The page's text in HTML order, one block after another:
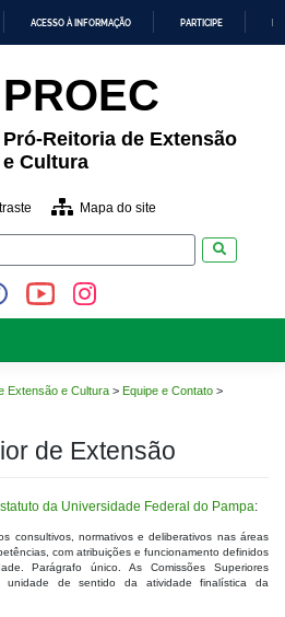
CONTEÚDO
ACESSO À INFORMAÇÃO PARTICIPE
PROEC
Pró-Reitoria de Extensão
e Cultura
Mapa do site
Extensão e Cultura > Equipe e Contato >
de Extensão
da Universidade Federal do Pampa:
consultivos, normativos e deliberativos nas áreas
com atribuições e funcionamento definidos
Parágrafo único. As Comissões Superiores
unidade de sentido da atividade finalística da